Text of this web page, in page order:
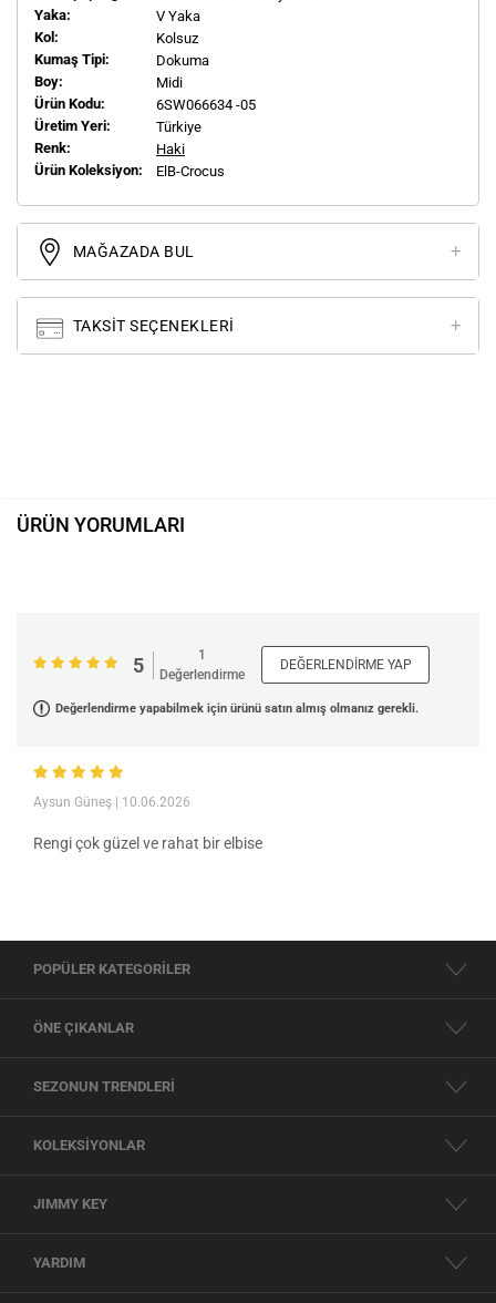
Yaka:
V Yaka
Kol:
Kolsuz
Kumaş Tipi:
Dokuma
Boy:
Midi
Ürün Kodu:
6SW066634 -05
Üretim Yeri:
Türkiye
Renk:
Haki
Ürün Koleksiyon:
ElB-Crocus
MAĞAZADA BUL
TAKSIT SEÇENEKLERI
ÜRÜN YORUMLARI
5
1
Değerlendirme
DEĞERLENDIRME YAP
Değerlendirme yapabilmek için ürünü satın almış olmanız gerekli.
Aysun Güneş | 10.06.2026
Rengi çok güzel ve rahat bir elbise
POPÜLER KATEGORİLER
ÖNE ÇIKANLAR
SEZONUN TRENDLERİ
KOLEKSİYONLAR
JIMMY KEY
YARDIM